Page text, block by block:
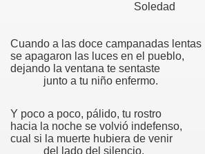
Soledad
Cuando a las doce campanadas lentas
se apagaron las luces en el pueblo,
dejando la ventana te sentaste
junto a tu niño enfermo.
Y poco a poco, pálido, tu rostro
hacia la noche se volvió indefenso,
cual si la muerte hubiera de venir
del lado del silencio.